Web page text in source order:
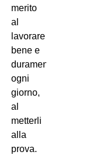
merito
al
lavorare
bene e
duramente
ogni
giorno,
al
metterli
alla
prova.